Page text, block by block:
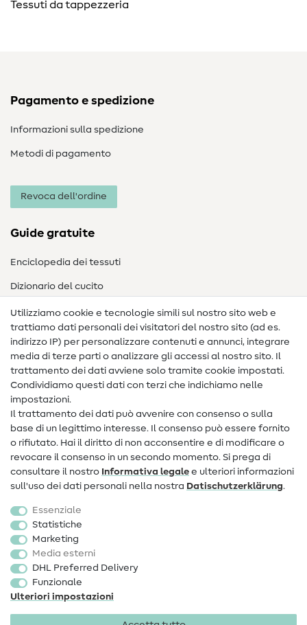
Tessuti da tappezzeria
Pagamento e spedizione
Informazioni sulla spedizione
Metodi di pagamento
Revoca dell'ordine
Guide gratuite
Enciclopedia dei tessuti
Dizionario del cucito
Nähanleitungen
Assistenza e contatto
Contatto
Informazioni sul nuovo proprietario
FAQ
Diritto di recesso
Popolare
Accessori cucito
Sale
Utilizziamo cookie e tecnologie simili sul nostro sito web e
trattiamo dati personali dei visitatori del nostro sito (ad es.
indirizzo IP) per personalizzare contenuti e annunci, integrare
media di terze parti o analizzare gli accessi al nostro sito. Il
trattamento dei dati avviene solo tramite cookie impostati.
Condividiamo questi dati con terzi che indichiamo nelle
impostazioni.
Il trattamento dei dati può avvenire con consenso o sulla
base di un legittimo interesse. Il consenso può essere fornito
o rifiutato. Hai il diritto di non acconsentire e di modificare o
revocare il consenso in un secondo momento. Si prega di
consultare il nostro Informativa legale e ulteriori informazioni
sull'uso dei dati personali nella nostra Dati­schutz­erklärung.
Essenziale
Statistiche
Marketing
Media esterni
DHL Preferred Delivery
Funzionale
Ulteriori impostazioni